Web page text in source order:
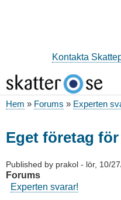
Kontakta
Hem Forums Experten
Eget företag
Published by prakol - lör, 10/
Forums
Experten svarar!